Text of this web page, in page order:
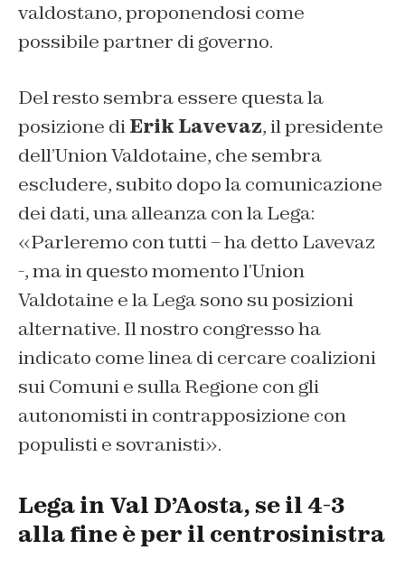
valdostano, proponendosi come
possibile partner di governo.
Del resto sembra essere questa la
posizione diErik Lavevaz, il presidente
dell’Union Valdotaine, che sembra
escludere, subito dopo la comunicazione
dei dati, una alleanza con la Lega:
«Parleremo con tutti – ha detto Lavevaz
-, ma in questo momento l’Union
Valdotaine e la Lega sono su posizioni
alternative. Il nostro congresso ha
indicato come linea di cercare coalizioni
sui Comuni e sulla Regione con gli
autonomisti in contrapposizione con
populisti e sovranisti».
Lega in Val D’Aosta, se il 4-3
alla fine è per il centrosinistra